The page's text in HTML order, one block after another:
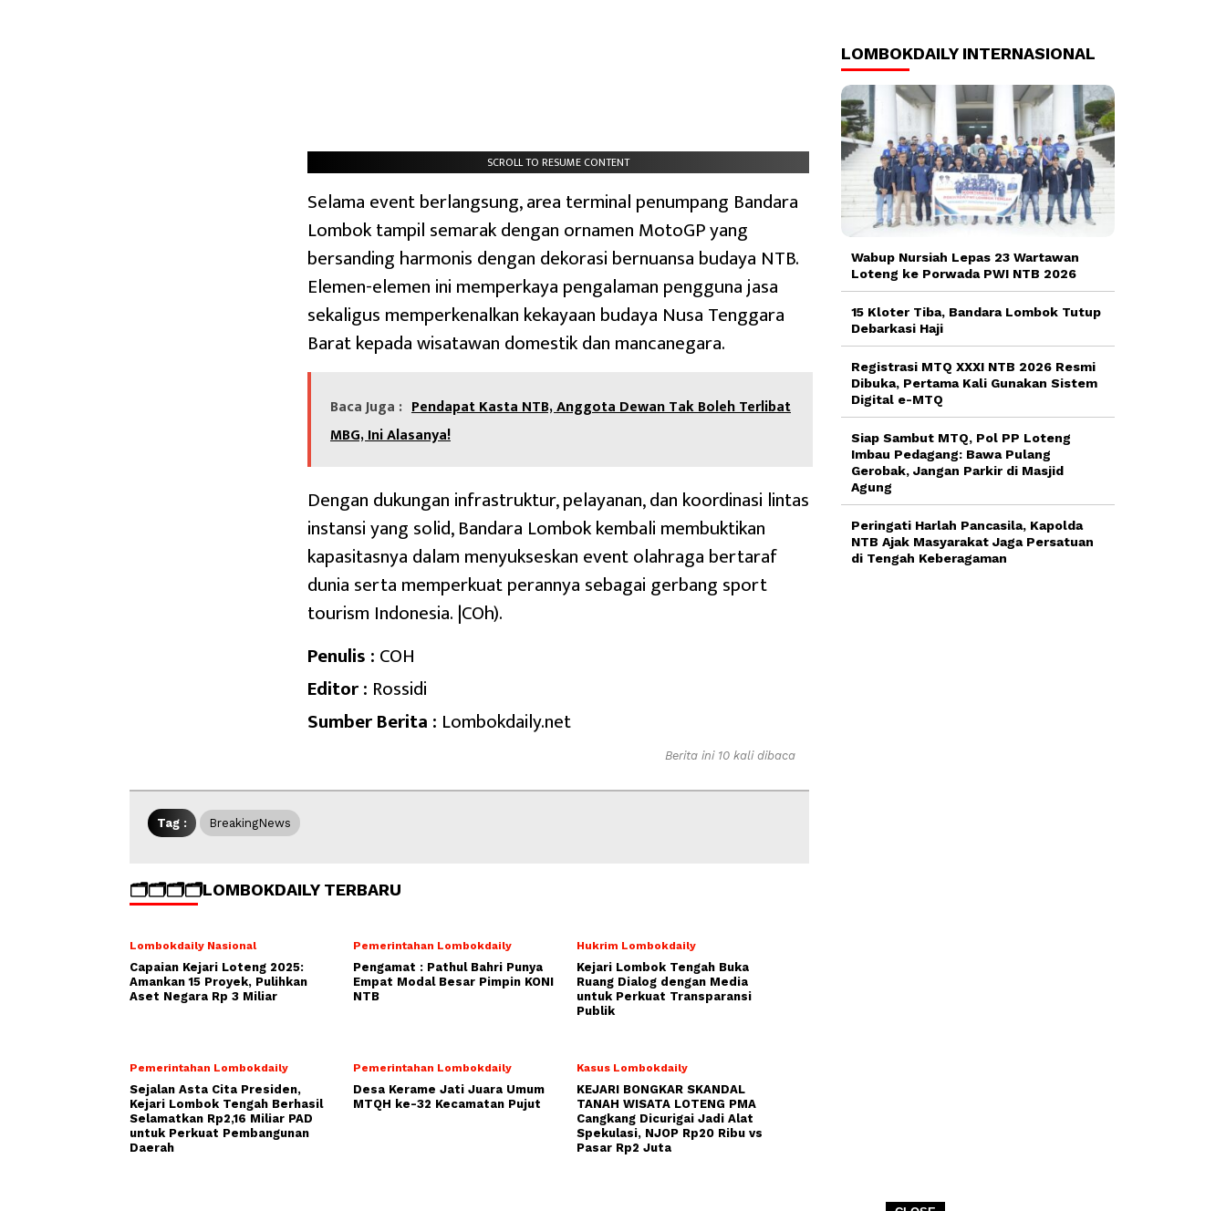
SCROLL TO RESUME CONTENT
Selama event berlangsung, area terminal penumpang Bandara
Lombok tampil semarak dengan ornamen MotoGP yang
bersanding harmonis dengan dekorasi bernuansa budaya NTB.
Elemen-elemen ini memperkaya pengalaman pengguna jasa
sekaligus memperkenalkan kekayaan budaya Nusa Tenggara
Barat kepada wisatawan domestik dan mancanegara.
Baca Juga : Pendapat Kasta NTB, Anggota Dewan Tak Boleh Terlibat
MBG, Ini Alasanya!
Dengan dukungan infrastruktur, pelayanan, dan koordinasi lintas
instansi yang solid, Bandara Lombok kembali membuktikan
kapasitasnya dalam menyukseskan event olahraga bertaraf
dunia serta memperkuat perannya sebagai gerbang sport
tourism Indonesia. |COh).
Penulis : COH
Editor : Rossidi
Sumber Berita : Lombokdaily.net
Berita ini 10 kali dibaca
Tag : BreakingNews
🗂️🗂️🗂️🗂️LOMBOKDAILY TERBARU
Lombokdaily Nasional
Capaian Kejari Loteng 2025:
Amankan 15 Proyek, Pulihkan
Aset Negara Rp 3 Miliar
Pemerintahan Lombokdaily
Pengamat : Pathul Bahri Punya
Empat Modal Besar Pimpin KONI
NTB
Hukrim Lombokdaily
Kejari Lombok Tengah Buka
Ruang Dialog dengan Media
untuk Perkuat Transparansi
Publik
Pemerintahan Lombokdaily
Sejalan Asta Cita Presiden,
Kejari Lombok Tengah Berhasil
Selamatkan Rp2,16 Miliar PAD
untuk Perkuat Pembangunan
Daerah
Pemerintahan Lombokdaily
Desa Kerame Jati Juara Umum
MTQH ke-32 Kecamatan Pujut
Kasus Lombokdaily
KEJARI BONGKAR SKANDAL
TANAH WISATA LOTENG PMA
Cangkang Dicurigai Jadi Alat
Spekulasi, NJOP Rp20 Ribu vs
Pasar Rp2 Juta
LOMBOKDAILY INTERNASIONAL
Wabup Nursiah Lepas 23 Wartawan
Loteng ke Porwada PWI NTB 2026
15 Kloter Tiba, Bandara Lombok Tutup
Debarkasi Haji
Registrasi MTQ XXXI NTB 2026 Resmi
Dibuka, Pertama Kali Gunakan Sistem
Digital e-MTQ
Siap Sambut MTQ, Pol PP Loteng
Imbau Pedagang: Bawa Pulang
Gerobak, Jangan Parkir di Masjid
Agung
Peringati Harlah Pancasila, Kapolda
NTB Ajak Masyarakat Jaga Persatuan
di Tengah Keberagaman